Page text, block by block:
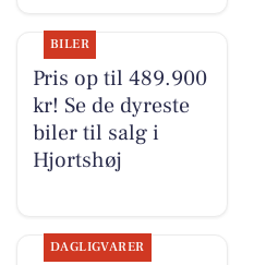
BILER
Pris op til 489.900
kr! Se de dyreste
biler til salg i
Hjortshøj
DAGLIGVARER